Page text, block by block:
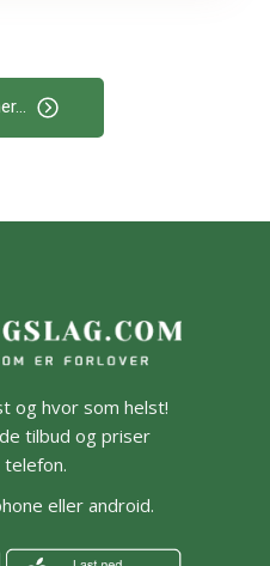
og hvor som helst!
tilbud og priser
eller android.